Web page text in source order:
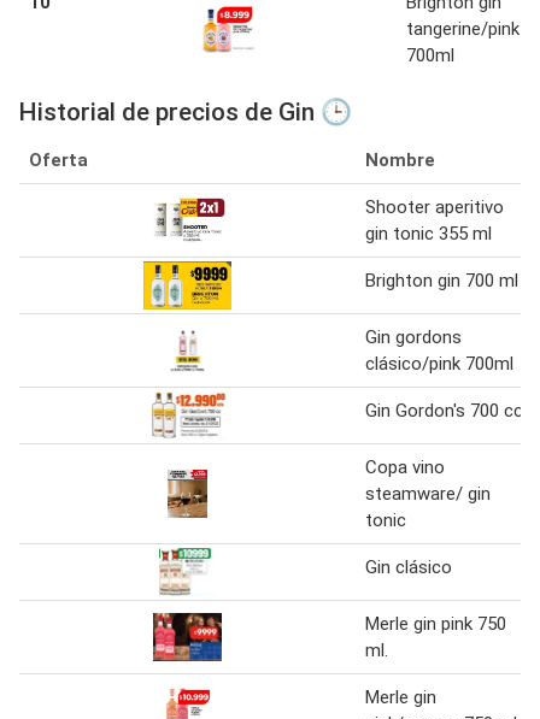
tangerine/pink
700ml
Historial de precios de Gin 🕒
Oferta Nombre
Shooter aperitivo
gin tonic 355 ml
Brighton gin 700 ml
Gin gordons
clásico/pink 700ml
Gin Gordon's 700 cc
Copa vino
steamware/ gin
tonic
Gin clásico
Merle gin pink 750
ml.
Merle gin